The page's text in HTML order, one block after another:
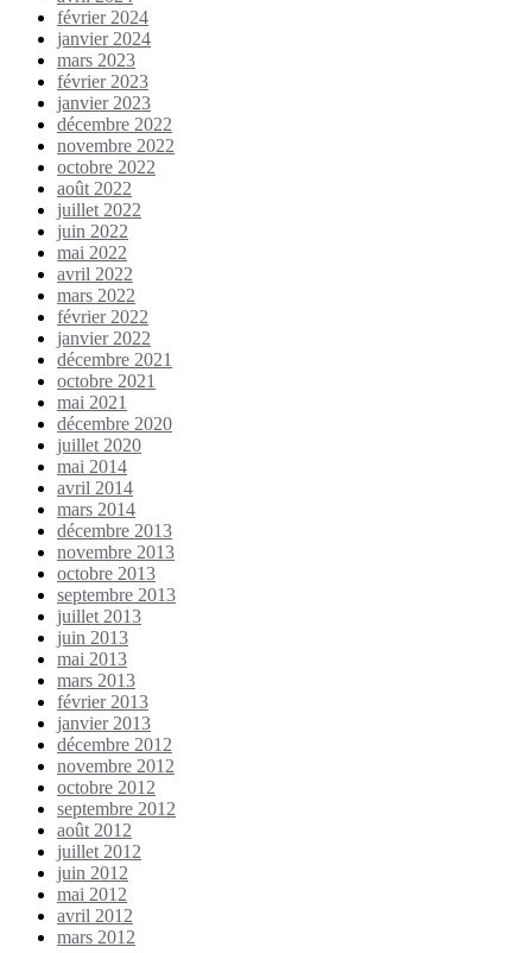
février 2024
janvier 2024
mars 2023
février 2023
janvier 2023
décembre 2022
novembre 2022
octobre 2022
août 2022
juillet 2022
juin 2022
mai 2022
avril 2022
mars 2022
février 2022
janvier 2022
décembre 2021
octobre 2021
mai 2021
décembre 2020
juillet 2020
mai 2014
avril 2014
mars 2014
décembre 2013
novembre 2013
octobre 2013
septembre 2013
juillet 2013
juin 2013
mai 2013
mars 2013
février 2013
janvier 2013
décembre 2012
novembre 2012
octobre 2012
septembre 2012
août 2012
juillet 2012
juin 2012
mai 2012
avril 2012
mars 2012